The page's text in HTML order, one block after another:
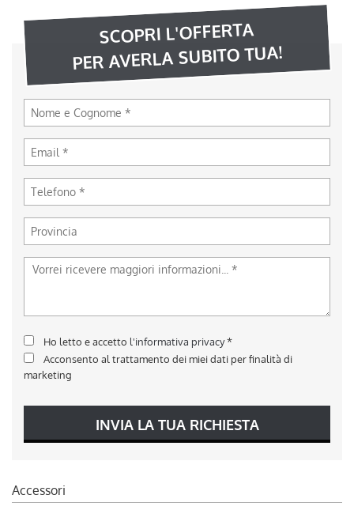
SCOPRI L'OFFERTA
PER AVERLA SUBITO TUA!
Ho letto e accetto l'informativa privacy*
Acconsento al trattamento dei miei dati per finalità di
marketing
INVIA LA TUA RICHIESTA
Accessori